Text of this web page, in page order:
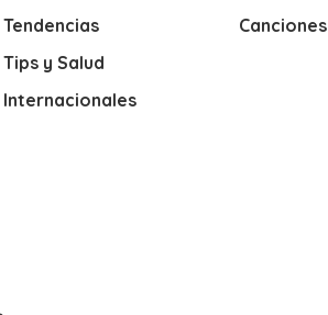
Tendencias
Tips y Salud
Internacionales
Canciones